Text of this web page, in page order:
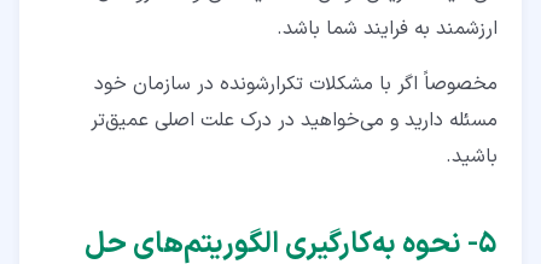
ارزشمند به فرایند شما باشد.
مخصوصاً اگر با مشکلات تکرارشونده در سازمان خود
مسئله دارید و می‌خواهید در درک علت اصلی عمیق‌تر
باشید.
۵‏- نحوه به‌کارگیری الگوریتم‌های حل